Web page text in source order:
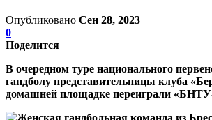
Опубликовано Сен 28, 2023
0
Поделится
В очередном туре национального
гандболу представительницы клуба
домашней площадке переиграли